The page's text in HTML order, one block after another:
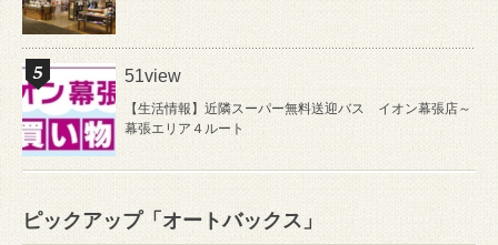
51view
【生活情報】近隣スーパー無料送迎バス イオン幕張店～
幕張エリア４ルート
ピックアップ「オートバックス」